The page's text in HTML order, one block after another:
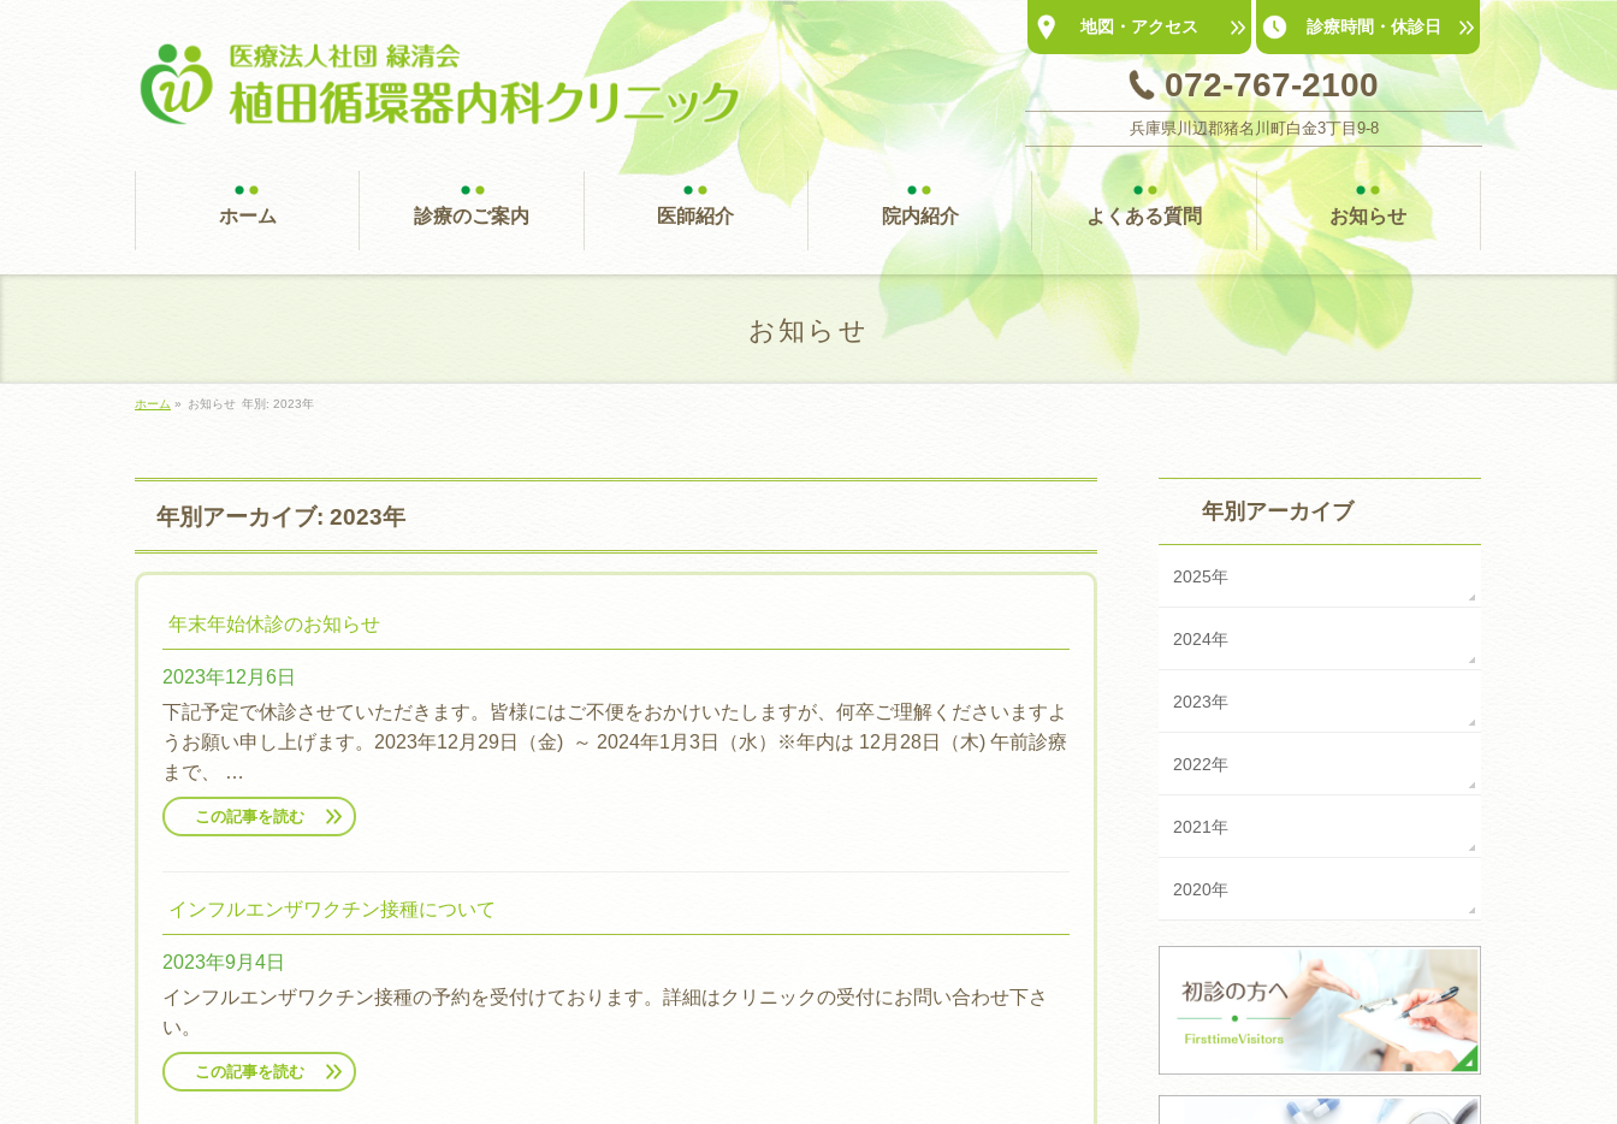
地図 ・ アクセス 診療時間 ・ 休診日
072-767-2100
兵庫県川辺郡猪名川町白金3丁目9-8
ホーム 診療のご案内 医師紹介 院内紹介 よくある質問 お知らせ
お知らせ
ホーム » お知らせ 年別: 2023年
年別アーカイブ: 2023年
年末年始休診のお知らせ
2023年12月6日
下記予定で休診させていただきます。皆様にはご不便をおかけいたしますが、何卒ご理解くださいますよ
うお願い申し上げます。2023年12月29日（金) ～ 2024年1月3日（水）※年内は 12月28日（木) 午前診療
まで、 …
この記事を読む
インフルエンザワクチン接種について
2023年9月4日
インフルエンザワクチン接種の予約を受付けております。詳細はクリニックの受付にお問い合わせ下さ
い。
この記事を読む
年別アーカイブ
2025年
2024年
2023年
2022年
2021年
2020年